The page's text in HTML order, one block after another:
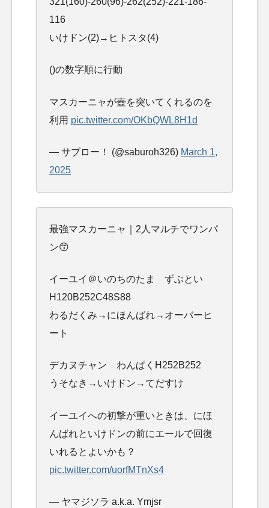
116
いけドン(2)→ヒトスタ(4)
()の数字順に行動
マスカーニャが壺を突いてくれるのを
利用 pic.twitter.com/OKbQWL8H1d
— サブロー！ (@saburoh326) March 1,
2025
最強マスカーニャ｜2人マルチでワンパ
ン😙
イーユイ＠いのちのたま ずぶとい
H120B252C48S88
わるだくみ→にほんばれ→オーバーヒ
ート
デカヌチャン わんぱくH252B252
うそなき→いけドン→てだすけ
イーユイへの初撃が重いときは、にほ
んばれといけドンの前にエールで回復
いれるとよいかも？
pic.twitter.com/uorfMTnXs4
— ヤマジソラ a.k.a. Ymjsr